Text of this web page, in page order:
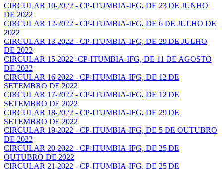
CIRCULAR 10-2022 - CP-ITUMBIA-IFG, DE 23 DE JUNHO
DE 2022
CIRCULAR 12-2022 - CP-ITUMBIA-IFG, DE 6 DE JULHO DE
2022
CIRCULAR 13-2022 - CP-ITUMBIA-IFG, DE 29 DE JULHO
DE 2022
CIRCULAR 15-2022 -CP-ITUMBIA-IFG, DE 11 DE AGOSTO
DE 2022
CIRCULAR 16-2022 - CP-ITUMBIA-IFG, DE 12 DE
SETEMBRO DE 2022
CIRCULAR 17-2022 - CP-ITUMBIA-IFG, DE 12 DE
SETEMBRO DE 2022
CIRCULAR 18-2022 - CP-ITUMBIA-IFG, DE 29 DE
SETEMBRO DE 2022
CIRCULAR 19-2022 - CP-ITUMBIA-IFG, DE 5 DE OUTUBRO
DE 2022
CIRCULAR 20-2022 - CP-ITUMBIA-IFG, DE 25 DE
OUTUBRO DE 2022
CIRCULAR 21-2022 - CP-ITUMBIA-IFG, DE 25 DE